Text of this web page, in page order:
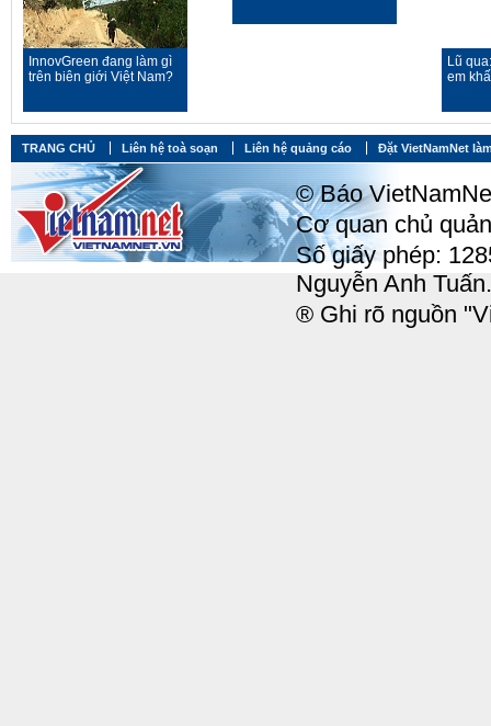
InnovGreen đang làm gì
trên biên giới Việt Nam?
Lũ
em
TRANG CHỦ Liên hệ toà soạn Liên hệ quảng cáo Đặt VietNamNet
© Báo
Cơ quan chủ
Số giấy phép:
Nguyễn Anh Tuấn.
® Ghi rõ nguồn